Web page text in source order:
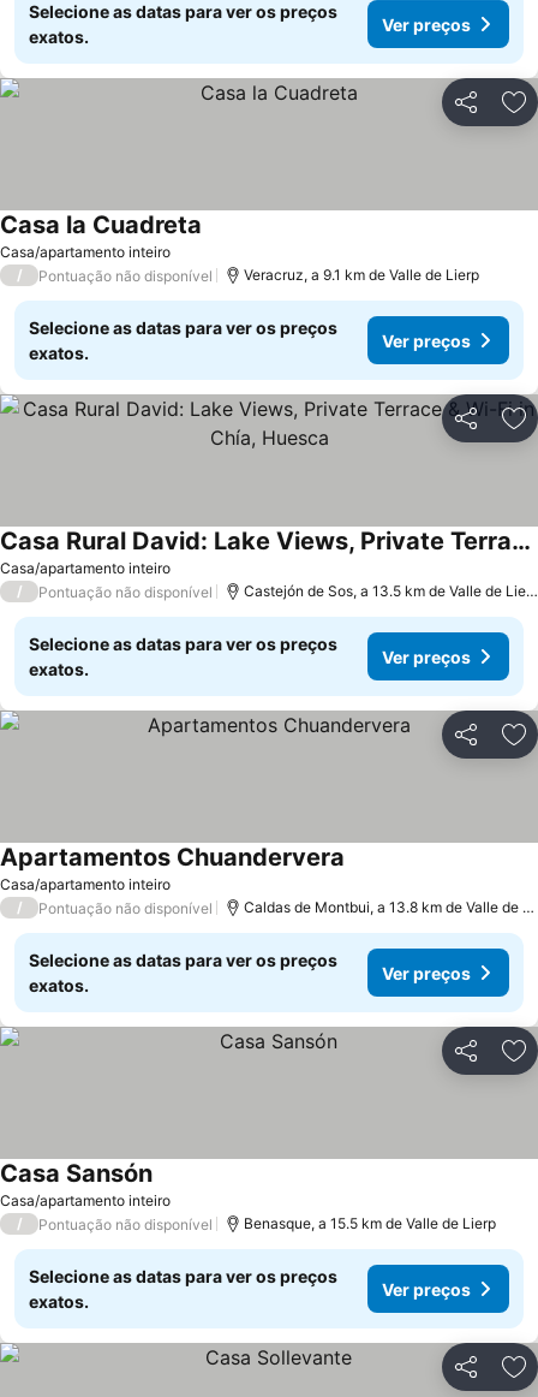
Selecione as datas para ver os preços
exatos.
Ver preços
Partilhar
Casa/apartamento inteiro
Casa la Cuadreta
/ Pontuação não disponível Veracruz, a 9.1 km de Valle de Lierp
Selecione as datas para ver os preços
exatos.
Ver preços
Partilhar
Casa/apartamento inteiro
Casa Rural David: Lake Views, Private Terrace & Wi-Fi in Chía, Huesca
/ Pontuação não disponível Castejón de Sos, a 13.5 km de Valle de Lierp
Selecione as datas para ver os preços
exatos.
Ver preços
Partilhar
Casa/apartamento inteiro
Apartamentos Chuandervera
/ Pontuação não disponível Caldas de Montbui, a 13.8 km de Valle de Lierp
Selecione as datas para ver os preços
exatos.
Ver preços
Partilhar
Casa/apartamento inteiro
Casa Sansón
/ Pontuação não disponível Benasque, a 15.5 km de Valle de Lierp
Selecione as datas para ver os preços
exatos.
Ver preços
Partilhar